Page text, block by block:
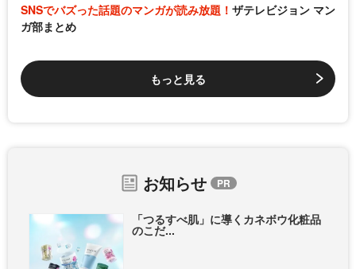
SNSでバズった話題のマンガが読み放題！ ザテレビジョン マン
ガ部まとめ
もっと見る
お知らせ
「つるすべ肌」に導くカネボウ化粧品
のこだ...